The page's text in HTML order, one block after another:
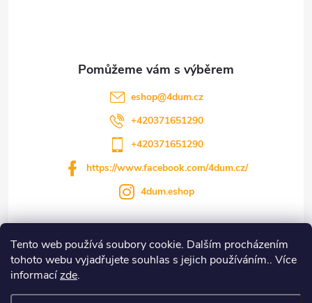
Tento web používá soubory cookie. Dalším procházením
tohoto webu vyjadřujete souhlas s jejich používáním.. Více
informacízde.
eshop@4dum.cz
+420371651290
+420371651290
https://www.facebook.com/4dum.cz/
4dum.eshop
Informace pro vás
Novinky